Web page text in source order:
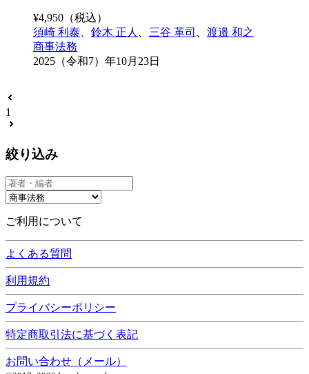
¥4,950 （税込）
須崎 利泰
鈴木 正人 三谷 革司
渡邉 和之
商事法務
2025（令和7）年10月23日
1
絞り込み
ご利用について
よくある質問
利用規約
プライバシーポリシー
特定商取引法に基づく表記
お問い合わせ（メール）